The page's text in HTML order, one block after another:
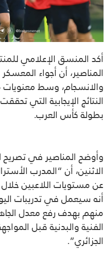
أكد المنسق الإعلامي
المناصير، أن أجواء
والانسجام، وسط معنويات
النتائج الإيجابية التي
بطولة كأس العرب.
وأوضح المناصير في تصريح
الاثنين، أن “المدرب
عن مستويات اللاعبين
أنه سيعمل في تدريبات
منهم بهدف رفع معدل
الفنية والبدنية قبل
الجزائري”.